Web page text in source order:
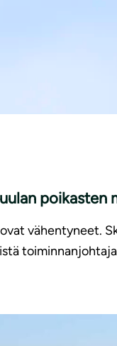
poikasten
vähentyneet.